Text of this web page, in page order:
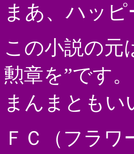
まあ、ハッ
この小説の元
勲章を”です。
まんまともい
ＦＣ（フラ